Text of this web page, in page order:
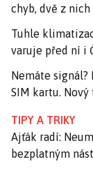
chyb, dvě z
Tuhle
varuje před ní i
Nemáte signál?
SIM kartu.
TIPY A TRIKY
Ajťák radí:
bezplatným